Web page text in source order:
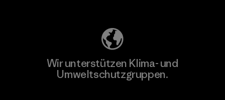
Wir unterstützen Klima- und
Umweltschutzgruppen.